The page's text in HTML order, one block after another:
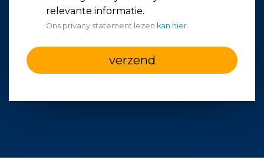
relevante informatie.
Ons privacy statement lezen kan hier
verzend